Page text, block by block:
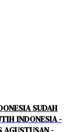
SUDAH
INDONESIA -